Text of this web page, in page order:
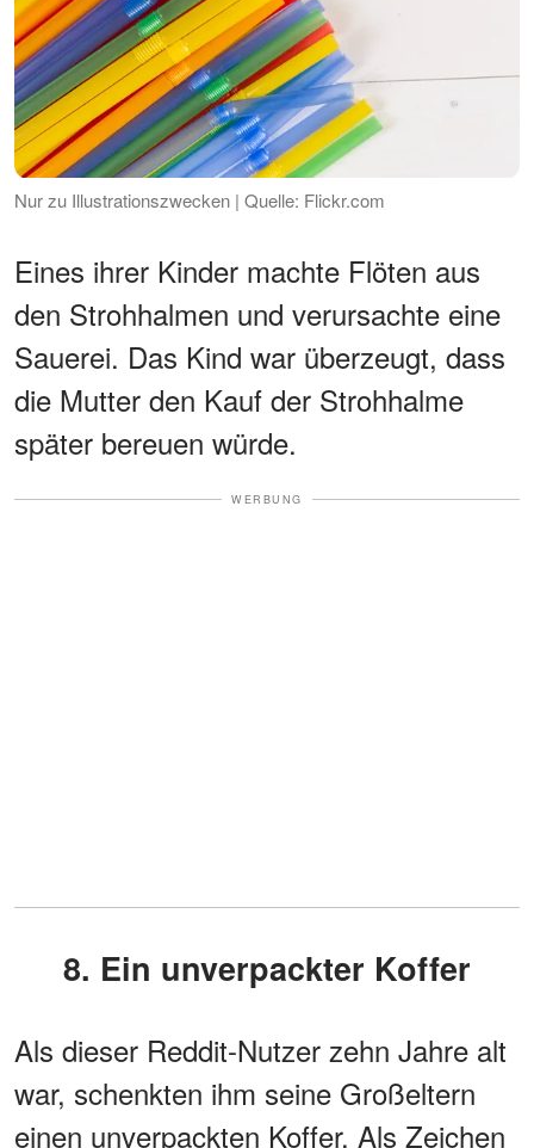
Nur zu Illustrationszwecken | Quelle: Flickr.com
Eines ihrer Kinder machte Flöten aus
den Strohhalmen und verursachte eine
Sauerei. Das Kind war überzeugt, dass
die Mutter den Kauf der Strohhalme
später bereuen würde.
WERBUNG
8. Ein unverpackter Koffer
Als dieser Reddit-Nutzer zehn Jahre alt
war, schenkten ihm seine Großeltern
einen unverpackten Koffer. Als Zeichen